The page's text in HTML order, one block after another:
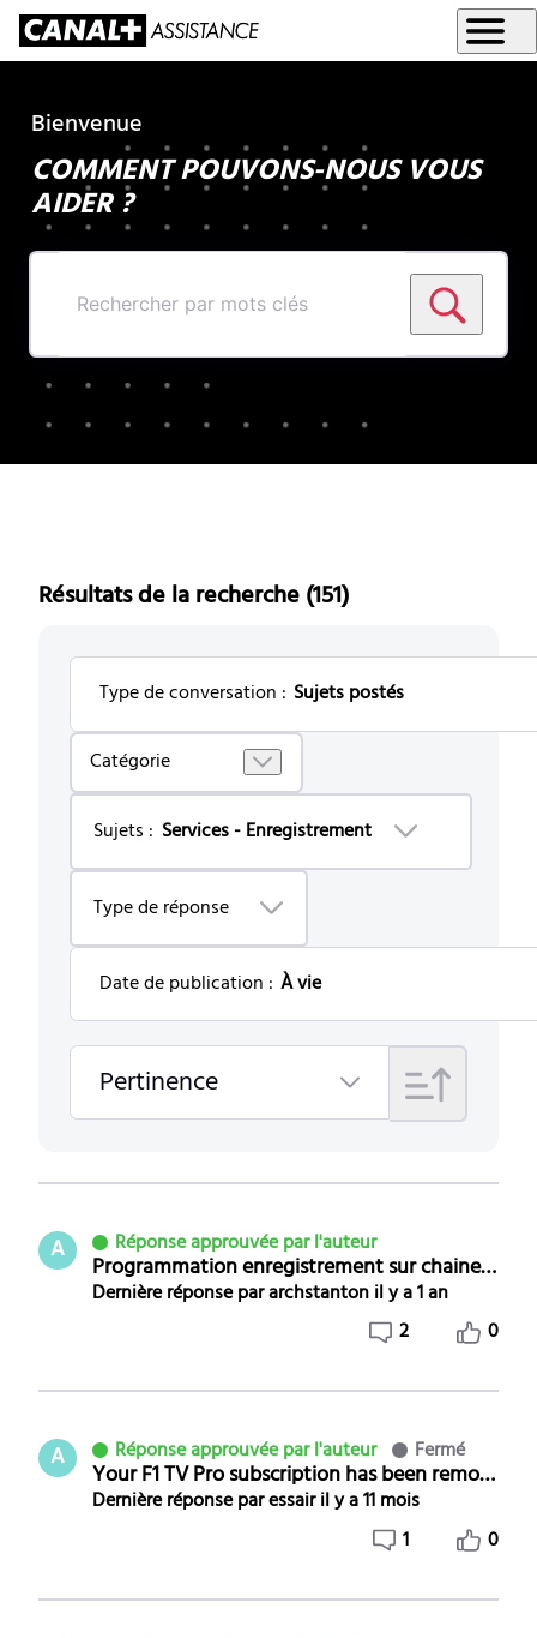
Bienvenue
COMMENT POUVONS-NOUS VOUS
AIDER ?
Rechercher
par
mots
Résultats de la recherche (151)
Type de conversation : Sujets postés
Selected
Sujets
postés
Catégorie
Sujets : Services - Enregistrement
Type de réponse
Date de publication : À vie
Selected
À
vie
Pertinence
Pertinence
A Réponse approuvée par l'auteur
Programmation enregistrement sur chaine 100
Dernière réponse pararchstanton il y a 1 an
2
0
A Réponse approuvée par l'auteur Fermé
Your F1 TV Pro subscription has been removed
Dernière réponse paressair il y a 11 mois
1
0